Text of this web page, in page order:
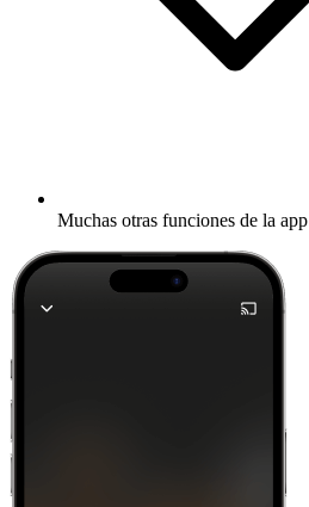
Muchas otras funciones de la app